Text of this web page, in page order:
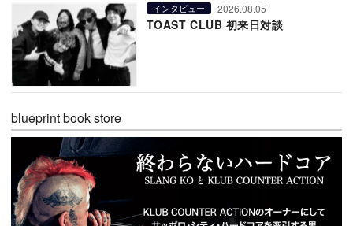
インタビュー 2026.08.05
TOAST CLUB 初来日対談
blueprint book store